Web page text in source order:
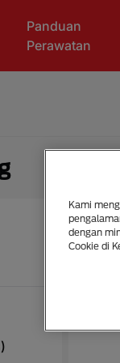
Panduan
Perawatan
Kami
dengan
Cookie di